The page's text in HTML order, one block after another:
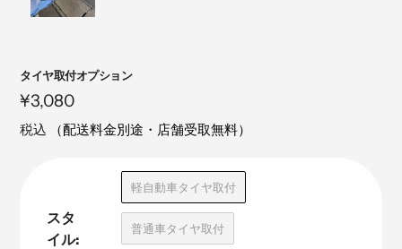
注
目
の
タイヤ取付オプション
定
価
¥3,080
税込 （配送料金別途・店舗受取無料）
スタ
イル:
軽自動車タイヤ取付
普通車タイヤ取付